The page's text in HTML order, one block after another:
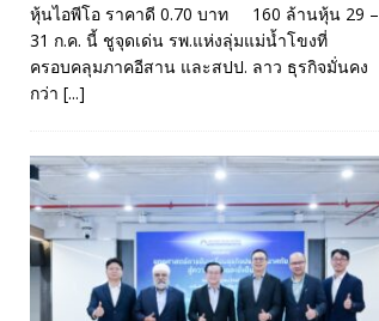
หุ้นไอพีโอ ราคาดี 0.70 บาท 160 ล้านหุ้น 29 –
31 ก.ค. นี้ ชูจุดเด่น รพ.แห่งลุ่มแม่น้ำโขงที่
ครอบคลุมภาคอีสาน และสปป. ลาว ธุรกิจมั่นคง
กว่า [...]